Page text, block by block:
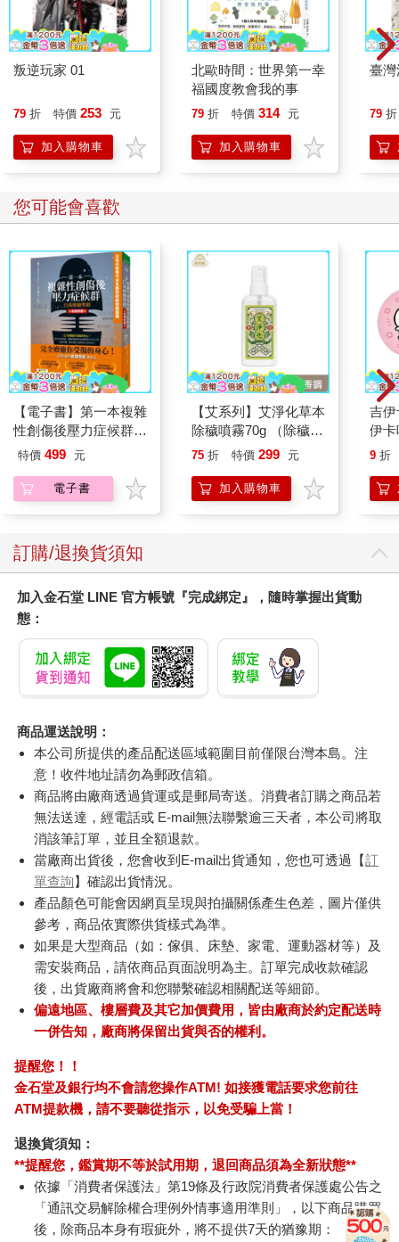
叛逆玩家 01
79 折 特價 253 元
加入購物車
北歐時間：世界第一幸
福國度教會我的事
79 折 特價 314 元
加入購物車
臺
79 折
您可能會喜歡
【電子書】第一本複雜
性創傷後壓力症候群自
我療癒聖經（長銷典
特價 499 元
電子書
【艾系列】艾淨化草本
除穢噴霧70g （除穢/
平安/淨化/艾草/芙蓉/
另有多瓶組優惠賣場
75 折 特價 299 元
加入購物車
吉
伊卡
9 折
訂購/退換貨須知
加入金石堂 LINE 官方帳號『完成綁定』，隨時掌握出貨動
態：
商品運送說明：
本公司所提供的產品配送區域範圍目前僅限台灣本島。注
意！收件地址請勿為郵政信箱。
商品將由廠商透過貨運或是郵局寄送。消費者訂購之商品若
無法送達，經電話或 E-mail無法聯繫逾三天者，本公司將取
消該筆訂單，並且全額退款。
當廠商出貨後，您會收到E-mail出貨通知，您也可透過【訂
單查詢 】確認出貨情況。
產品顏色可能會因網頁呈現與拍攝關係產生色差，圖片僅供
參考，商品依實際供貨樣式為準。
如果是大型商品（如：傢俱、床墊、家電、運動器材等）及
需安裝商品，請依商品頁面說明為主。訂單完成收款確認
後，出貨廠商將會和您聯繫確認相關配送等細節。
偏遠地區、樓層費及其它加價費用，皆由廠商於約定配送時
一併告知，廠商將保留出貨與否的權利。
提醒您！！
金石堂及銀行均不會請您操作ATM! 如接獲電話要求您前往
ATM提款機，請不要聽從指示，以免受騙上當！
退換貨須知：
**提醒您，鑑賞期不等於試用期，退回商品須為全新狀態**
依據「消費者保護法」第19條及行政院消費者保護處公告之
「通訊交易解除權合理例外情事適用準則」，以下商品購買
後，除商品本身有瑕疵外，將不提供7天的猶豫期：